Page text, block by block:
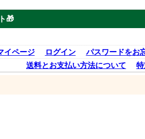
🎁
イページ ログイン
パスワードをお
送料とお支払い方法について